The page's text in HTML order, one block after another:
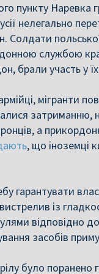
пункту Наревка
нелегально
Солдати польської
службою
брали участь у
мігранти
затриманню,
а
, що іноземці
гарантувати
із
відповідно
засобів
було поранено